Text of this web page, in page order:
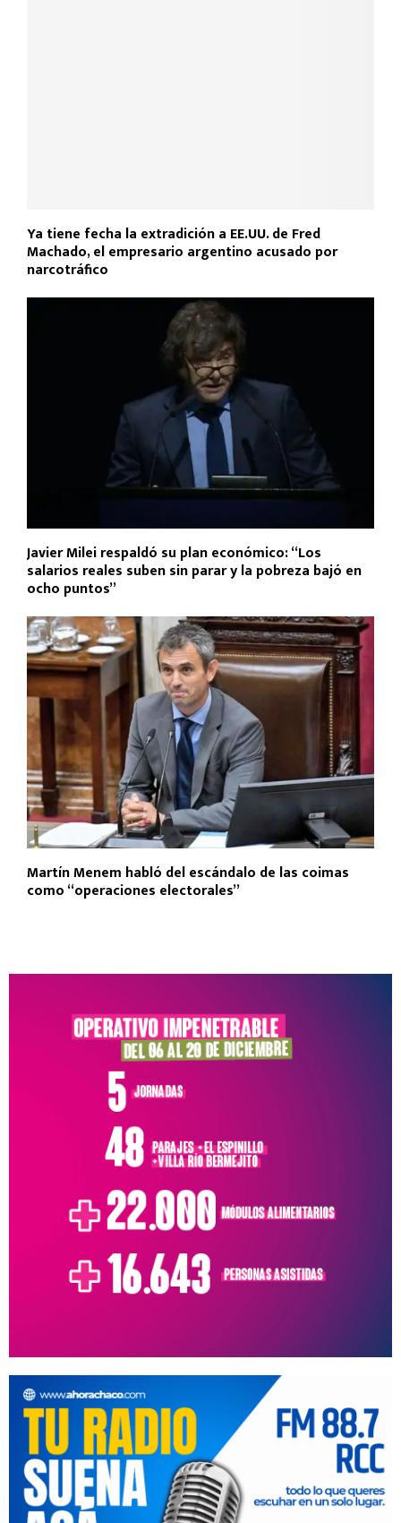
Ya tiene fecha la extradición a EE.UU. de Fred
Machado, el empresario argentino acusado por
narcotráfico
Javier Milei respaldó su plan económico: “Los
salarios reales suben sin parar y la pobreza bajó en
ocho puntos”
Martín Menem habló del escándalo de las coimas
como “operaciones electorales”